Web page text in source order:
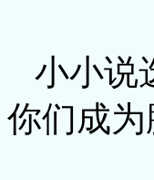
小小说
你们成为